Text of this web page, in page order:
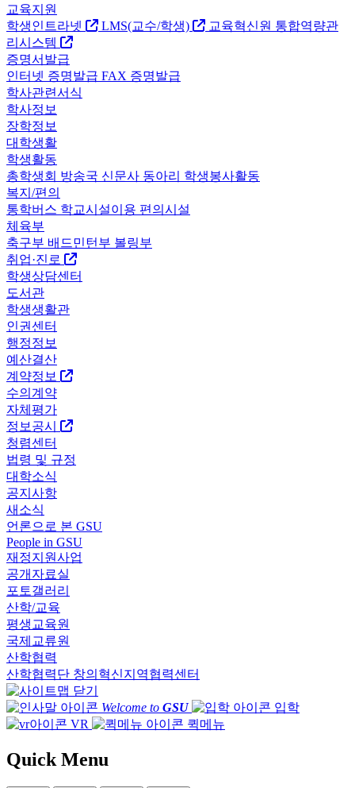
교육지원
학생인트라넷
LMS(교수/학생) 교육혁신원 통합역량관
리시스템
증명서발급
인터넷 증명발급 FAX 증명발급
학사관련서식
학사정보
장학정보
대학생활
학생활동
총학생회 방송국 신문사 동아리 학생봉사활동
복지/편의
통학버스 학교시설이용 편의시설
체육부
축구부 배드민턴부 볼링부
취업·진로
학생상담센터
도서관
학생생활관
인권센터
행정정보
예산결산
계약정보
수의계약
자체평가
정보공시
청렴센터
법령 및 규정
대학소식
공지사항
새소식
언론으로 본 GSU
People in GSU
재정지원사업
공개자료실
포토갤러리
산학/교육
평생교육원
국제교류원
산학협력
산학협력단 창의혁신지역협력센터
Welcome to GSU
입학
VR
퀵메뉴
Quick Menu